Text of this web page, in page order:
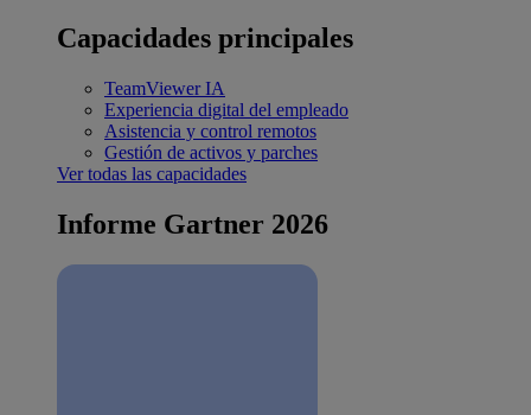
Capacidades principales
TeamViewer IA
Experiencia digital del empleado
Asistencia y control remotos
Gestión de activos y parches
Ver todas las capacidades
Informe Gartner 2026